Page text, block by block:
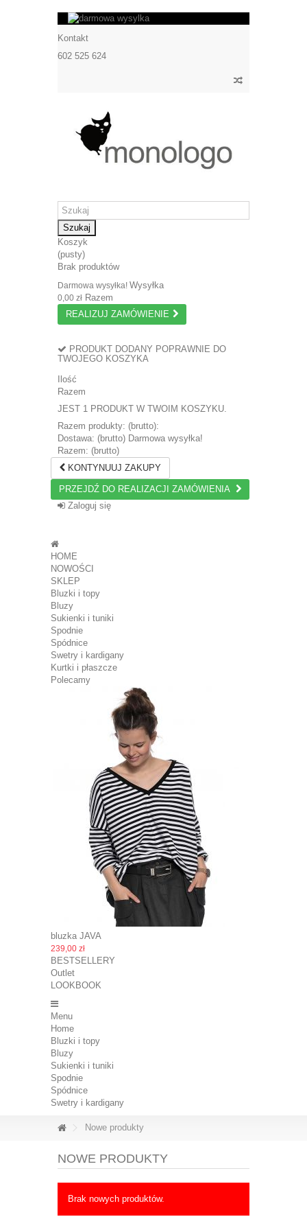
Kontakt
602 525 624
Szukaj
Koszyk
(pusty)
Brak produktów
Darmowa wysyłka! Wysyłka
0,00 zł Razem
REALIZUJ ZAMÓWIENIE
PRODUKT DODANY POPRAWNIE DO
TWOJEGO KOSZYKA
Ilość
Razem
JEST 1 PRODUKT W TWOIM KOSZYKU.
Razem produkty: (brutto):
Dostawa: (brutto) Darmowa wysyłka!
Razem: (brutto)
KONTYNUUJ ZAKUPY
PRZEJDŹ DO REALIZACJI ZAMÓWIENIA
Zaloguj się
HOME
NOWOŚCI
SKLEP
Bluzki i topy
Bluzy
Sukienki i tuniki
Spodnie
Spódnice
Swetry i kardigany
Kurtki i płaszcze
Polecamy
bluzka JAVA
239,00 zł
BESTSELLERY
Outlet
LOOKBOOK
Menu
Home
Bluzki i topy
Bluzy
Sukienki i tuniki
Spodnie
Spódnice
Swetry i kardigany
Nowe produkty
NOWE PRODUKTY
Brak nowych produktów.